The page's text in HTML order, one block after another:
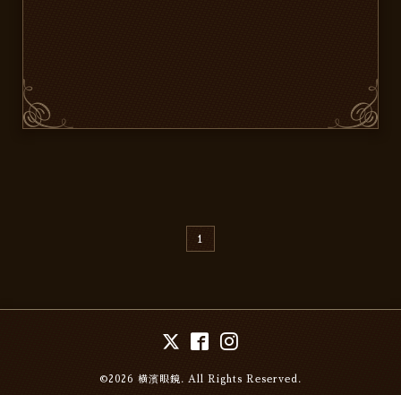
1
©2026 横濱眼鏡. All Rights Reserved.